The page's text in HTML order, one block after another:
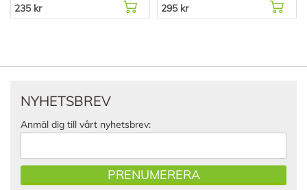
235 kr 295 kr
NYHETSBREV
Anmäl dig till vårt nyhetsbrev:
PRENUMERERA